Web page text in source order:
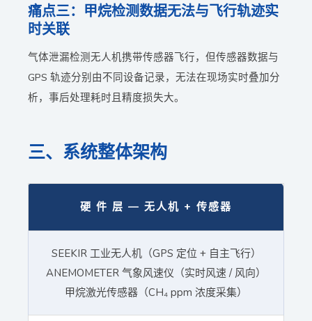
痛点三：甲烷检测数据无法与飞行轨迹实
时关联
气体泄漏检测无人机携带传感器飞行，但传感器数据与
GPS 轨迹分别由不同设备记录，无法在现场实时叠加分
析，事后处理耗时且精度损失大。
三、系统整体架构
硬 件 层 — 无人机 + 传感器
SEEKIR 工业无人机（GPS 定位 + 自主飞行）
ANEMOMETER 气象风速仪（实时风速 / 风向）
甲烷激光传感器（CH₄ ppm 浓度采集）